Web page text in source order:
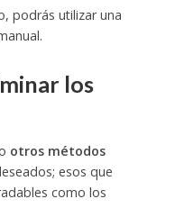
podrás utilizar una
los
otros métodos
esos que
como los